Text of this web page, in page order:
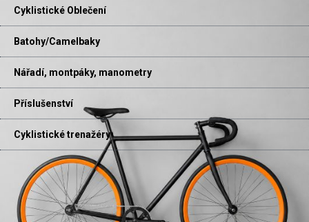
Cyklistické Oblečení
Batohy/Camelbaky
Nářadí, montpáky, manometry
Příslušenství
Cyklistické trenažéry